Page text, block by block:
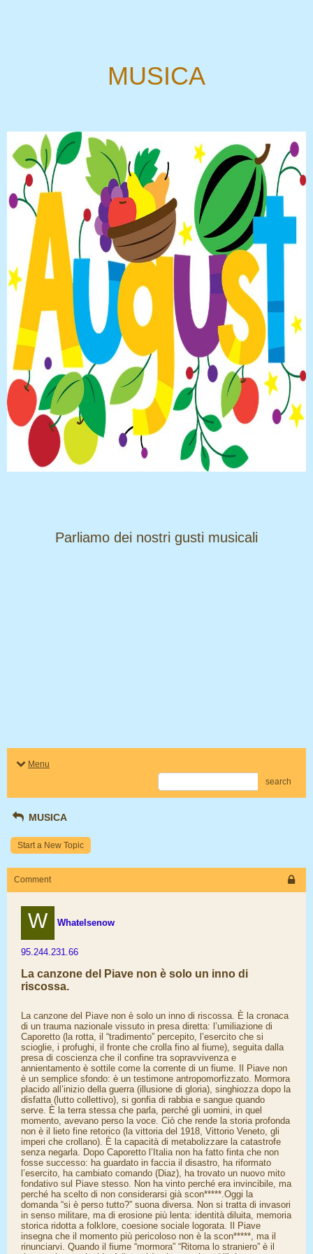
MUSICA
​​​​​​​Parliamo dei nostri gusti musicali
Menu
search
MUSICA
Start a New Topic
Comment
W Whatelsenow
95.244.231.66
La canzone del Piave non è solo un inno di
riscossa.
La canzone del Piave non è solo un inno di riscossa. È la cronaca
di un trauma nazionale vissuto in presa diretta: l’umiliazione di
Caporetto (la rotta, il “tradimento” percepito, l’esercito che si
scioglie, i profughi, il fronte che crolla fino al fiume), seguita dalla
presa di coscienza che il confine tra sopravvivenza e
annientamento è sottile come la corrente di un fiume. Il Piave non
è un semplice sfondo: è un testimone antropomorfizzato. Mormora
placido all’inizio della guerra (illusione di gloria), singhiozza dopo la
disfatta (lutto collettivo), si gonfia di rabbia e sangue quando
serve. È la terra stessa che parla, perché gli uomini, in quel
momento, avevano perso la voce. Ciò che rende la storia profonda
non è il lieto fine retorico (la vittoria del 1918, Vittorio Veneto, gli
imperi che crollano). È la capacità di metabolizzare la catastrofe
senza negarla. Dopo Caporetto l’Italia non ha fatto finta che non
fosse successo: ha guardato in faccia il disastro, ha riformato
l’esercito, ha cambiato comando (Diaz), ha trovato un nuovo mito
fondativo sul Piave stesso. Non ha vinto perché era invincibile, ma
perché ha scelto di non considerarsi già scon*****.Oggi la
domanda “si è perso tutto?” suona diversa. Non si tratta di invasori
in senso militare, ma di erosione più lenta: identità diluita, memoria
storica ridotta a folklore, coesione sociale logorata. Il Piave
insegna che il momento più pericoloso non è la scon*****, ma il
rinunciarvi. Quando il fiume “mormora” “Ritorna lo straniero” è il